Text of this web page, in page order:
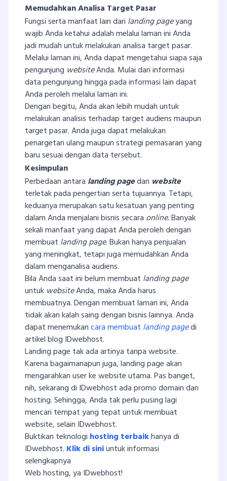
Memudahkan Analisa Target Pasar
Fungsi serta manfaat lain dari landing pageyang
wajib Anda ketahui adalah melalui laman ini Anda
jadi mudah untuk melakukan analisa target pasar.
Melalui laman ini, Anda dapat mengetahui siapa saja
pengunjung websiteAnda. Mulai dari informasi
data pengunjung hingga pada informasi lain dapat
Anda peroleh melalui laman ini.
Dengan begitu, Anda akan lebih mudah untuk
melakukan analisis terhadap target audiens maupun
target pasar. Anda juga dapat melakukan
penargetan ulang maupun strategi pemasaran yang
baru sesuai dengan data tersebut.
Kesimpulan
Perbedaan antara landingpagedan website
terletak pada pengertian serta tujuannya. Tetapi,
keduanya merupakan satu kesatuan yang penting
dalam Anda menjalani bisnis secara online.Banyak
sekali manfaat yang dapat Anda peroleh dengan
membuat landing page. Bukan hanya penjualan
yang meningkat, tetapi juga memudahkan Anda
dalam menganalisa audiens.
Bila Anda saat ini belum membuat landing page
untuk websiteAnda, maka Anda harus
membuatnya. Dengan membuat laman ini, Anda
tidak akan kalah saing dengan bisnis lainnya. Anda
dapat menemukancara membuat landing pagedi
artikel blog IDwebhost.
Landing page tak ada artinya tanpa website.
Karena bagaimanapun juga, landing page akan
mengarahkan user ke website utama. Pas banget,
nih, sekarang di IDwebhost ada promo domain dan
hosting. Sehingga, Anda tak perlu pusing lagi
mencari tempat yang tepat untuk membuat
website, selain IDwebhost.
Buktikan teknologi hosting terbaikhanya di
IDwebhost. Klik di siniuntuk informasi
selengkapnya
Web hosting, ya IDwebhost!